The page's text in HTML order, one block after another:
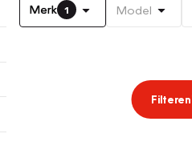
Merk 1 Model
Filteren